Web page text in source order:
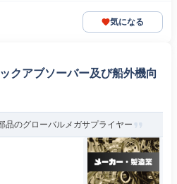
気になる
クアブソーバー及び船外機向
品のグローバルメガサプライヤー